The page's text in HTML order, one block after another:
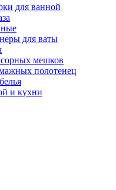
для ванной
для ваты
мешков
полотенец
и кухни